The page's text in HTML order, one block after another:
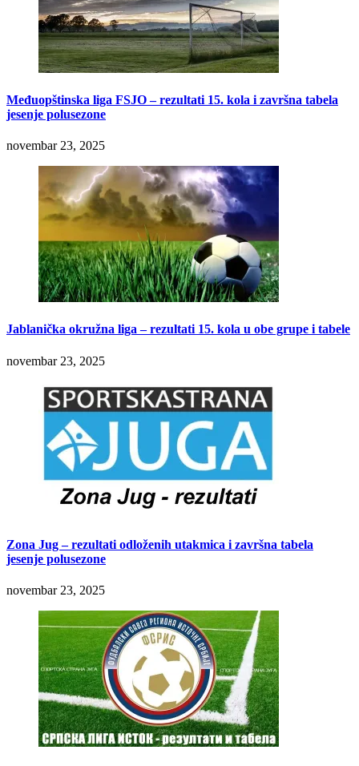
Međuopštinska liga FSJO – rezultati 15. kola i završna tabela
jesenje polusezone
novembar 23, 2025
Jablanička okružna liga – rezultati 15. kola u obe grupe i tabele
novembar 23, 2025
Zona Jug – rezultati odloženih utakmica i završna tabela
jesenje polusezone
novembar 23, 2025